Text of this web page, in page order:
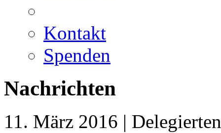
Kontakt
Spenden
Nachrichten
11. März 2016 |